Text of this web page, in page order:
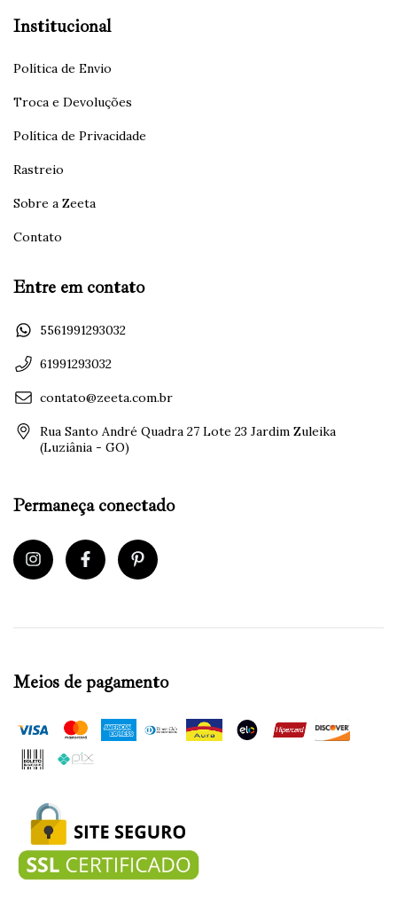
Institucional
Política de Envio
Troca e Devoluções
Política de Privacidade
Rastreio
Sobre a Zeeta
Contato
Entre em contato
5561991293032
61991293032
contato@zeeta.com.br
Rua Santo André Quadra 27 Lote 23 Jardim Zuleika
(Luziânia - GO)
Permaneça conectado
Meios de pagamento